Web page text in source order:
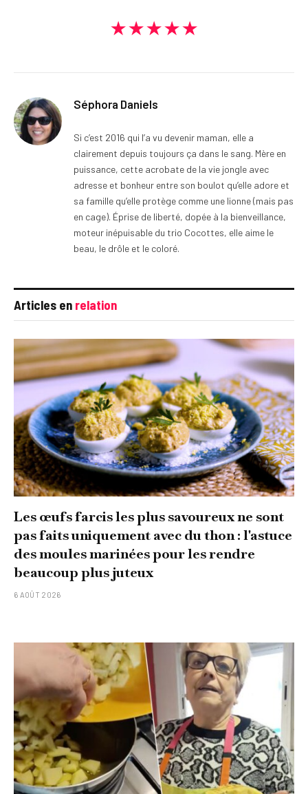
★★★★★
Séphora Daniels
Si c’est 2016 qui l’a vu devenir maman, elle a
clairement depuis toujours ça dans le sang. Mère en
puissance, cette acrobate de la vie jongle avec
adresse et bonheur entre son boulot qu’elle adore et
sa famille qu’elle protège comme une lionne (mais pas
en cage). Éprise de liberté, dopée à la bienveillance,
moteur inépuisable du trio Cocottes, elle aime le
beau, le drôle et le coloré.
Articles en relation
Les œufs farcis les plus savoureux ne sont
pas faits uniquement avec du thon : l'astuce
des moules marinées pour les rendre
beaucoup plus juteux
6 AOÛT 2026